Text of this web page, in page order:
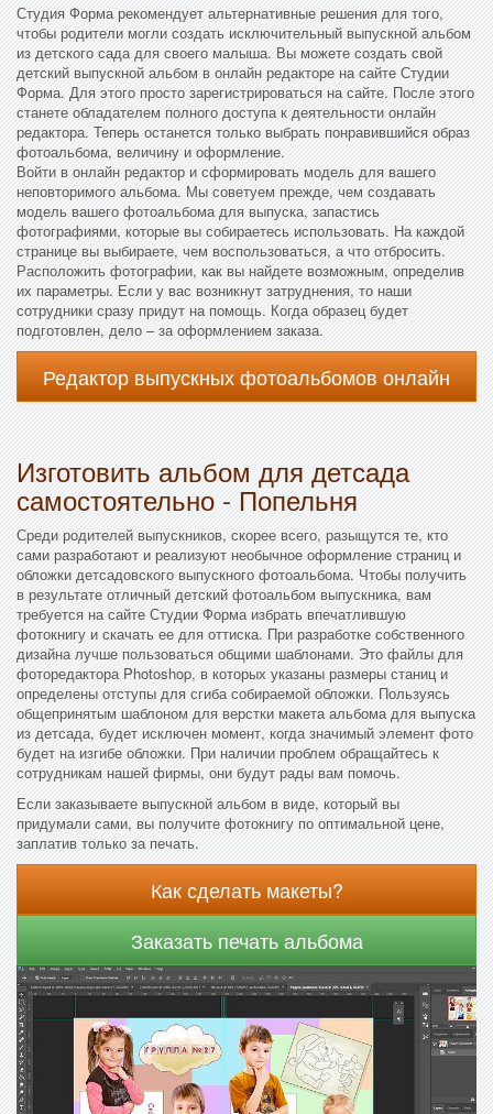
Студия Форма рекомендует альтернативные решения для того,
чтобы родители могли создать исключительный выпускной альбом
из детского сада для своего малыша. Вы можете создать свой
детский выпускной альбом в онлайн редакторе на сайте Студии
Форма. Для этого просто зарегистрироваться на сайте. После этого
станете обладателем полного доступа к деятельности онлайн
редактора. Теперь останется только выбрать понравившийся образ
фотоальбома, величину и оформление.
Войти в онлайн редактор и сформировать модель для вашего
неповторимого альбома. Мы советуем прежде, чем создавать
модель вашего фотоальбома для выпуска, запастись
фотографиями, которые вы собираетесь использовать. На каждой
странице вы выбираете, чем воспользоваться, а что отбросить.
Расположить фотографии, как вы найдете возможным, определив
их параметры. Если у вас возникнут затруднения, то наши
сотрудники сразу придут на помощь. Когда образец будет
подготовлен, дело – за оформлением заказа.
Редактор выпускных фотоальбомов онлайн
Изготовить альбом для детсада
самостоятельно - Попельня
Среди родителей выпускников, скорее всего, разыщутся те, кто
сами разработают и реализуют необычное оформление страниц и
обложки детсадовского выпускного фотоальбома. Чтобы получить
в результате отличный детский фотоальбом выпускника, вам
требуется на сайте Студии Форма избрать впечатлившую
фотокнигу и скачать ее для оттиска. При разработке собственного
дизайна лучше пользоваться общими шаблонами. Это файлы для
фоторедактора Photoshop, в которых указаны размеры станиц и
определены отступы для сгиба собираемой обложки. Пользуясь
общепринятым шаблоном для верстки макета альбома для выпуска
из детсада, будет исключен момент, когда значимый элемент фото
будет на изгибе обложки. При наличии проблем обращайтесь к
сотрудникам нашей фирмы, они будут рады вам помочь.
Если заказываете выпускной альбом в виде, который вы
придумали сами, вы получите фотокнигу по оптимальной цене,
заплатив только за печать.
Как сделать макеты?
Заказать печать альбома